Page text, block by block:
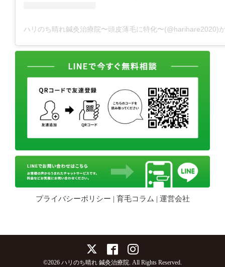
ハリのち晴れ鍼灸治療院〜頭皮薄毛に特化〜(@harihare2020)
プライバシーポリシー | 育毛コラム | 運営会社
©2026 ハリのち晴れ 鍼灸治療院. All Rights Reserved.